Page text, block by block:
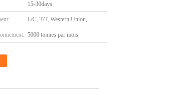
15-30days
L/C, T/T, Western Union,
5000 tonnes par mois